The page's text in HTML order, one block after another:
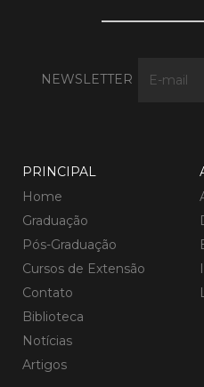
NEWSLETTER
PRINCIPAL
Home
Graduação
Pós-Graduação
Cursos de Extensão
Contato
Biblioteca
Notícias
Artigos